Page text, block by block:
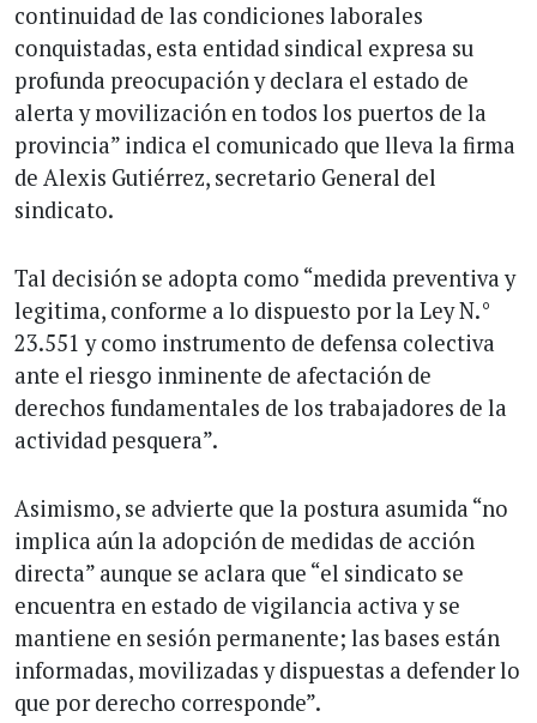
continuidad de las condiciones laborales
conquistadas, esta entidad sindical expresa su
profunda preocupación y declara el estado de
alerta y movilización en todos los puertos de la
provincia” indica el comunicado que lleva la firma
de Alexis Gutiérrez, secretario General del
sindicato.
Tal decisión se adopta como “medida preventiva y
legitima, conforme a lo dispuesto por la Ley N.°
23.551 y como instrumento de defensa colectiva
ante el riesgo inminente de afectación de
derechos fundamentales de los trabajadores de la
actividad pesquera”.
Asimismo, se advierte que la postura asumida “no
implica aún la adopción de medidas de acción
directa” aunque se aclara que “el sindicato se
encuentra en estado de vigilancia activa y se
mantiene en sesión permanente; las bases están
informadas, movilizadas y dispuestas a defender lo
que por derecho corresponde”.